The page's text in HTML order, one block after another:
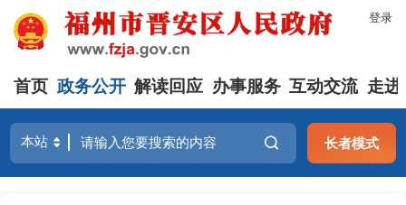
登录
首页 政务公开 解读回应 办事服务 互动交流 走进
长者模式